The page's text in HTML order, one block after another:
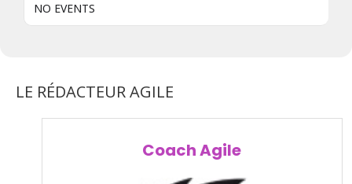
NO EVENTS
LE RÉDACTEUR AGILE
Coach Agile